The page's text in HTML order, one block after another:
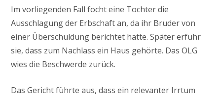
Im vorliegenden Fall focht eine Tochter die
Ausschlagung der Erbschaft an, da ihr Bruder von
einer Überschuldung berichtet hatte. Später erfuhr
sie, dass zum Nachlass ein Haus gehörte. Das OLG
wies die Beschwerde zurück.
Das Gericht führte aus, dass ein relevanter Irrtum